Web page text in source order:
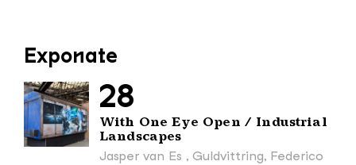
Exponate
28
With One Eye Open / Industrial
Landscapes
Jasper van Es , Guldvittring, Federico